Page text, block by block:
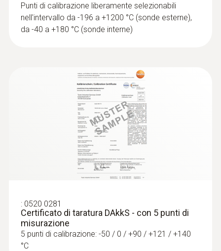
Punti di calibrazione liberamente selezionabili
nell'intervallo da -196 a +1200 °C (sonde esterne),
da -40 a +180 °C (sonde interne)
: 0520 0281
Certificato di taratura DAkkS - con 5 punti di
misurazione
5 punti di calibrazione: -50 / 0 / +90 / +121 / +140
°C